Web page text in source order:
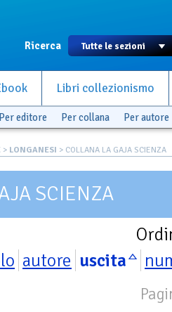
Ricerca
Libri collezionismo
Per editore Per collana Per autore
> LONGANESI > COLLANA LA GAJA SCIENZA
SCIENZA
autore uscita